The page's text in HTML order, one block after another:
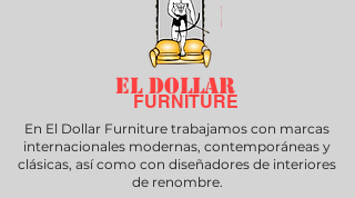
EL DOLLAR
FURNITURE
En El Dollar Furniture trabajamos con marcas
internacionales modernas, contemporáneas y
clásicas, así como con diseñadores de interiores
de renombre.